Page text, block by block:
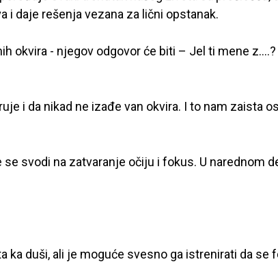
i daje rešenja vezana za lični opstanak.
okvira - njegov odgovor će biti – Jel ti mene z….?
i da nikad ne izađe van okvira. I to nam zaista
svodi na zatvaranje očiju i fokus. U narednom
ka duši, ali je moguće svesno ga istrenirati da se